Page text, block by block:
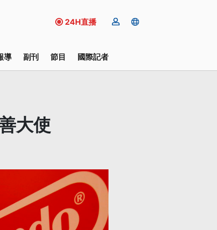
24H直播
導 副刊 節目 國際記者
大使